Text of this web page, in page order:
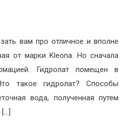
вам про отличное и вполне
от марки Kleona. Но сначала
Гидролат помещен в
такое гидролат? Способы
вода, полученная путем